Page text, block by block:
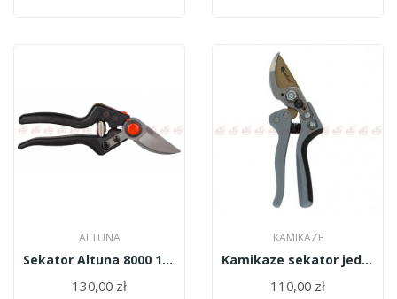
ALTUNA
Sekator Altuna 8000 1r + kabura skórzana 97001...
130,00 zł
KAMIKAZE
Kamikaze sekator jednoręczny SHEAR KM-1M 10930
110,00 zł